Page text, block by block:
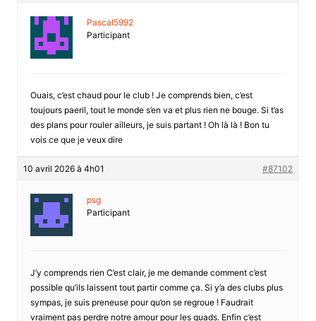
Pascal5992
Participant
Ouais, c’est chaud pour le club ! Je comprends bien, c’est
toujours paeril, tout le monde s’en va et plus rien ne bouge. Si t’as
des plans pour rouler ailleurs, je suis partant ! Oh là là ! Bon tu
vois ce que je veux dire
10 avril 2026 à 4h01 #87102
psg
Participant
J’y comprends rien C’est clair, je me demande comment c’est
possible qu’ils laissent tout partir comme ça. Si y’a des clubs plus
sympas, je suis preneuse pour qu’on se regroue ! Faudrait
vraiment pas perdre notre amour pour les quads. Enfin c’est